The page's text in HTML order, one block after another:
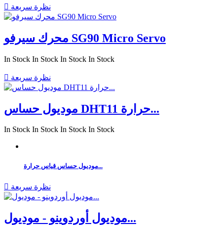
 نظرة سريعة
محرك سيرفو SG90 Micro Servo
In Stock In Stock In Stock In Stock
 نظرة سريعة
موديول حساس DHT11 حرارة...
In Stock In Stock In Stock In Stock
موديول حساس قياس حرارة...
 نظرة سريعة
موديول أوردوينو - موديول...